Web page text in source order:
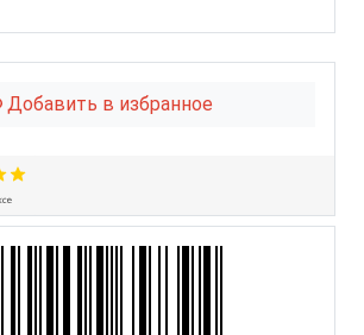
Добавить в избранное